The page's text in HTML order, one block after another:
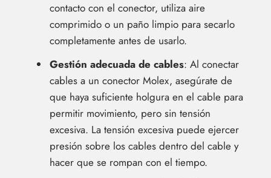
contacto con el conector, utiliza aire
comprimido o un paño limpio para secarlo
completamente antes de usarlo.
Gestión adecuada de cables: Al conectar
cables a un conector Molex, asegúrate de
que haya suficiente holgura en el cable para
permitir movimiento, pero sin tensión
excesiva. La tensión excesiva puede ejercer
presión sobre los cables dentro del cable y
hacer que se rompan con el tiempo.